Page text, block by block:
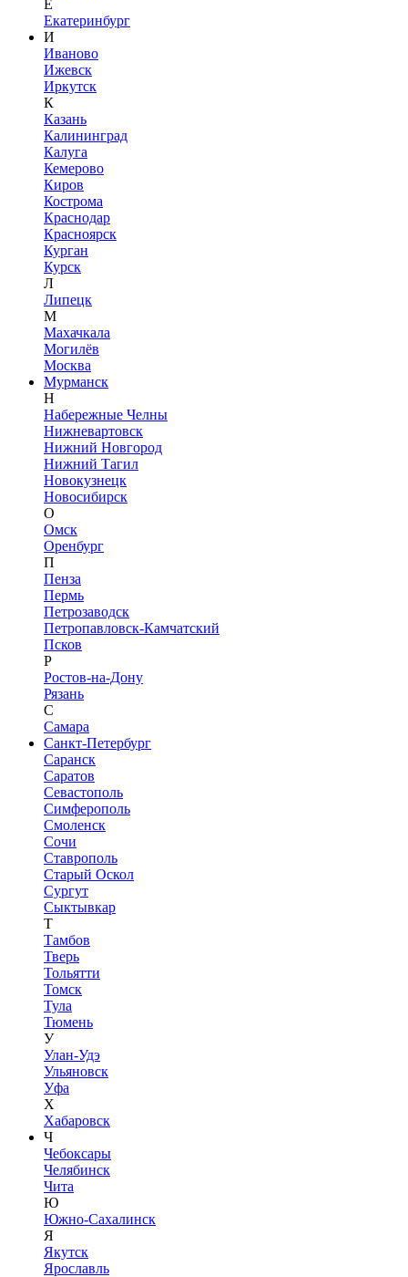
Е
Екатеринбург
И
Иваново
Ижевск
Иркутск
К
Казань
Калининград
Калуга
Кемерово
Киров
Кострома
Краснодар
Красноярск
Курган
Курск
Л
Липецк
М
Махачкала
Могилёв
Москва
Мурманск
Н
Набережные Челны
Нижневартовск
Нижний Новгород
Нижний Тагил
Новокузнецк
Новосибирск
О
Омск
Оренбург
П
Пенза
Пермь
Петрозаводск
Петропавловск-Камчатский
Псков
Р
Ростов-на-Дону
Рязань
С
Самара
Санкт-Петербург
Саранск
Саратов
Севастополь
Симферополь
Смоленск
Сочи
Ставрополь
Старый Оскол
Сургут
Сыктывкар
Т
Тамбов
Тверь
Тольятти
Томск
Тула
Тюмень
У
Улан-Удэ
Ульяновск
Уфа
Х
Хабаровск
Ч
Чебоксары
Челябинск
Чита
Ю
Южно-Сахалинск
Я
Якутск
Ярославль